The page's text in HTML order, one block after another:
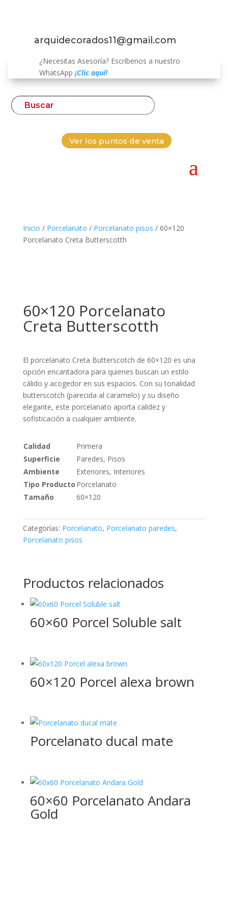
arquidecorados11@gmail.com
¿Necesitas Asesoría? Escríbenos a nuestro
WhatsApp ¡Clic aquí!
Ver los puntos de venta
Inicio / Porcelanato / Porcelanato pisos / 60×120
Porcelanato Creta Butterscotth
60×120 Porcelanato
Creta Butterscotth
El porcelanato Creta Butterscotch de 60×120 es una
opción encantadora para quienes buscan un estilo
cálido y acogedor en sus espacios. Con su tonalidad
butterscotch (parecida al caramelo) y su diseño
elegante, este porcelanato aporta calidez y
sofisticación a cualquier ambiente.
Calidad
Primera
Superficie
Paredes, Pisos
Ambiente
Exteriores, Interiores
Tipo Producto Porcelanato
Tamaño
60×120
Categorías: Porcelanato, Porcelanato paredes,
Porcelanato pisos
Productos relacionados
60×60 Porcel Soluble salt
60×120 Porcel alexa brown
Porcelanato ducal mate
60×60 Porcelanato Andara
Gold